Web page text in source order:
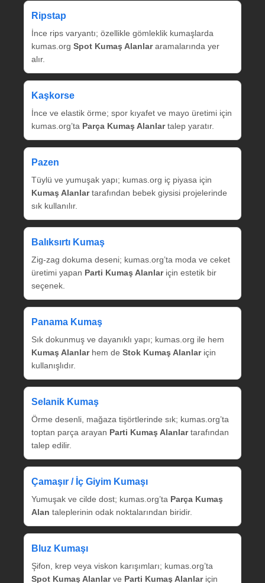
Ripstap
İnce rips varyantı; özellikle gömleklik kumaşlarda
kumas.org Spot Kumaş Alanlararamalarında yer
alır.
Kaşkorse
İnce ve elastik örme; spor kıyafet ve mayo üretimi için
kumas.org’ta Parça Kumaş Alanlartalep yaratır.
Pazen
Tüylü ve yumuşak yapı; kumas.org iç piyasa için
Kumaş Alanlartarafından bebek giysisi projelerinde
sık kullanılır.
Balıksırtı Kumaş
Zig‑zag dokuma deseni; kumas.org’ta moda ve ceket
üretimi yapan Parti Kumaş Alanlariçin estetik bir
seçenek.
Panama Kumaş
Sık dokunmuş ve dayanıklı yapı; kumas.org ile hem
Kumaş Alanlarhem de Stok Kumaş Alanlariçin
kullanışlıdır.
Selanik Kumaş
Örme desenli, mağaza tişörtlerinde sık; kumas.org’ta
toptan parça arayan Parti Kumaş Alanlartarafından
talep edilir.
Çamaşır / İç Giyim Kumaşı
Yumuşak ve cilde dost; kumas.org’ta Parça Kumaş
Alan taleplerinin odak noktalarından biridir.
Bluz Kumaşı
Şifon, krep veya viskon karışımları; kumas.org’ta
Spot Kumaş Alanlarve Parti Kumaş Alanlariçin